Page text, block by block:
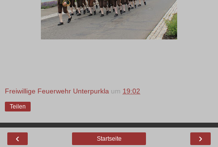
Freiwillige Feuerwehr Unterpurkla um 19:02
Teilen
‹ ›
Startseite